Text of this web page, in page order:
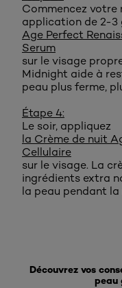
Commencez votre
application de 2-3
Age Perfect
Serum
sur le visage
Midnight aide à
peau plus ferme,
Étape 4:
Le soir, appliquez
la Crème de nuit
Cellulaire
sur le visage. La
ingrédients extra
la peau pendant la
Découvrez vos
peau